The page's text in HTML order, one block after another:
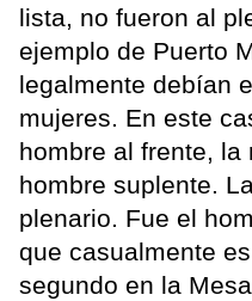
lista, no fueron al
ejemplo de Puerto
legalmente debían
mujeres. En este
hombre al frente, la
hombre suplente.
plenario. Fue el
que casualmente
segundo en la